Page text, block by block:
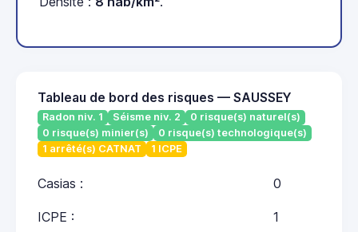
Tableau de bord des risques — SAUSSEY
Radon niv. 1 Séisme niv. 2
0 risque(s) naturel(s)
0 risque(s) minier(s)
0 risque(s) technologique(s)
1 arrêté(s) CATNAT
1 ICPE
Casias : 0
ICPE : 1